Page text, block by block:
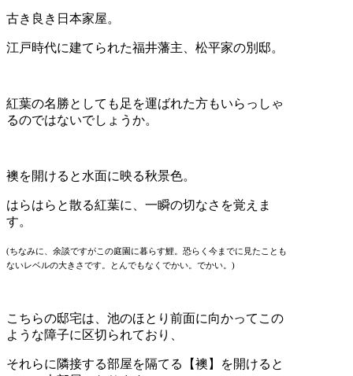
古き良き日本家屋。
江戸時代に建てられた福井藩主、松平家の別邸。
紅葉の名勝としても足を運ばれた方もいらっしゃ
るのではないでしょうか。
襖を開けると水面に映る秋景色。
はらはらと散る紅葉に、一瞬の切なさを覚えま
す。
(ちなみに、余談ですがこの庭園に暮らす鯉。恐らく今までに見たことも
ないレベルの大きさです。とんでもなくでかい。でかい。)
こちらの邸宅は、池のほとり前面に向かってこの
ような障子に区切られており、
それらに隣接する部屋を隔てる【襖】を開けると